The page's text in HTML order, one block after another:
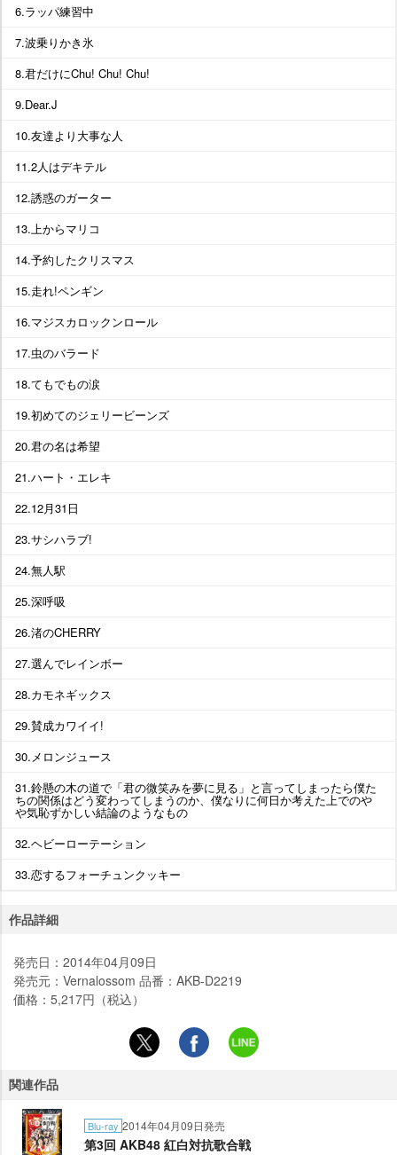
6.ラッパ練習中
7.波乗りかき氷
8.君だけにChu! Chu! Chu!
9.Dear.J
10.友達より大事な人
11.2人はデキテル
12.誘惑のガーター
13.上からマリコ
14.予約したクリスマス
15.走れ!ペンギン
16.マジスカロックンロール
17.虫のバラード
18.てもでもの涙
19.初めてのジェリービーンズ
20.君の名は希望
21.ハート・エレキ
22.12月31日
23.サシハラブ!
24.無人駅
25.深呼吸
26.渚のCHERRY
27.選んでレインボー
28.カモネギックス
29.賛成カワイイ!
30.メロンジュース
31.鈴懸の木の道で「君の微笑みを夢に見る」と言ってしまったら僕た
ちの関係はどう変わってしまうのか、僕なりに何日か考えた上での
気恥ずかしい結論のようなもの
32.ヘビーローテーション
33.恋するフォーチュンクッキー
作品詳細
発売日：2014年04月09日
発売元：Vernalossom 品番：AKB-D2219
価格：5,217円（税込）
関連作品
Blu-ray 2014年04月09日発売
第3回 AKB48 紅白対抗歌合戦